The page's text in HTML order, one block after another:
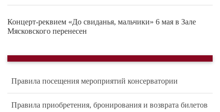
Концерт-реквием «До свиданья, мальчики» 6 мая в Зале
Мясковского перенесен
Правила посещения мероприятий консерватории
Правила приобретения, бронирования и возврата билетов